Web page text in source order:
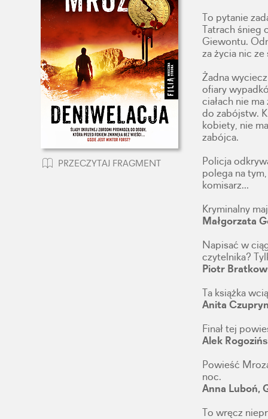
PRZECZYTAJ FRAGMENT
To pytanie
Tatrach
Giewontu.
za życia nic ze
Żadna
ofiary
ciałach nie
do zabójstw.
kobiety, nie
zabójca.
Policja
polega na
komisarz…
Kryminalny
Małgorzata
Napisać w
czytelnika?
Piotr
Ta książka
Anita
Finał tej
Alek
Powieść
noc.
Anna Luboń,
To wręcz